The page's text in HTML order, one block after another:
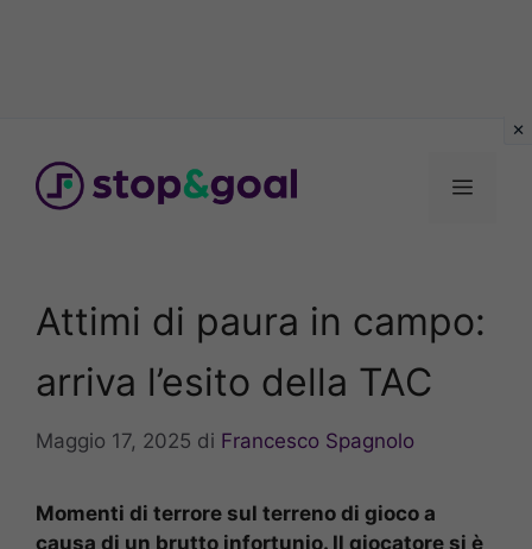
contenuto
Menu
Attimi di paura in campo:
arriva l’esito della TAC
Maggio 17, 2025 di Francesco Spagnolo
Momenti di terrore sul terreno di gioco a
causa di un brutto infortunio. Il giocatore si è